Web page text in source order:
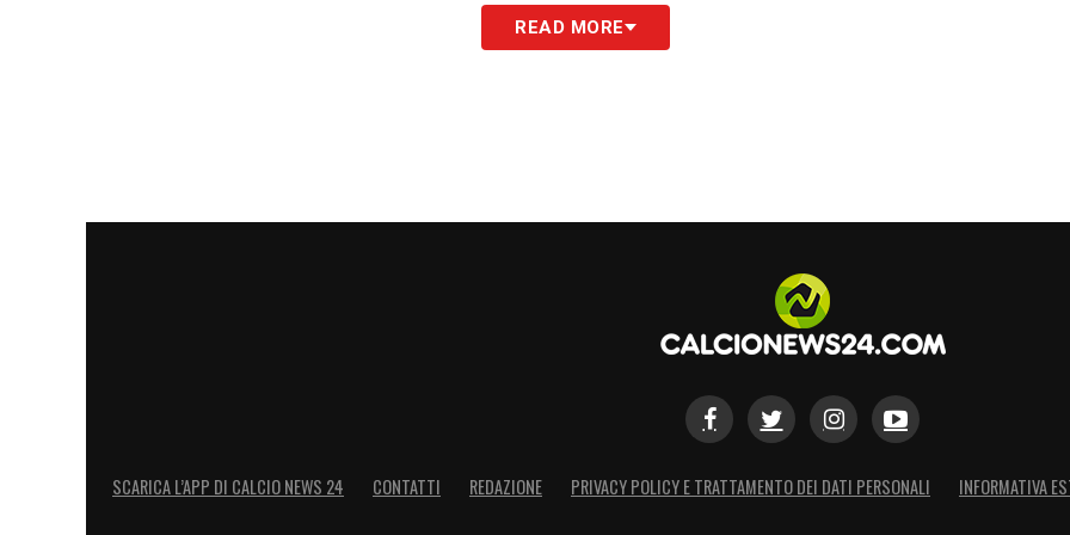
READ MORE
SCARICA L’APP DI CALCIO NEWS 24 CONTATTI REDAZIONE PRIVACY POLICY E TRATTAMENTO DEI DATI PERSONALI INFORMATIVA